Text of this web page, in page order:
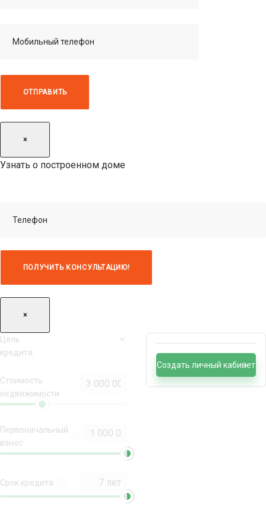
×
Узнать о построенном доме
×
Цель
кредита
Стоимость
недвижимости
Первоначальный
взнос
Срок кредита
Создать личный кабинет